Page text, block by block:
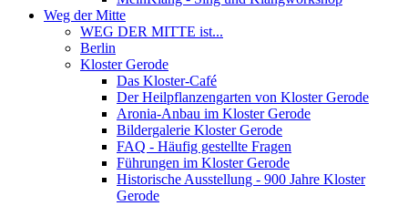
Weg der Mitte
WEG DER MITTE ist...
Berlin
Kloster Gerode
Das Kloster-Café
Der Heilpflanzengarten von Kloster Gerode
Aronia-Anbau im Kloster Gerode
Bildergalerie Kloster Gerode
FAQ - Häufig gestellte Fragen
Führungen im Kloster Gerode
Historische Ausstellung - 900 Jahre Kloster
Gerode